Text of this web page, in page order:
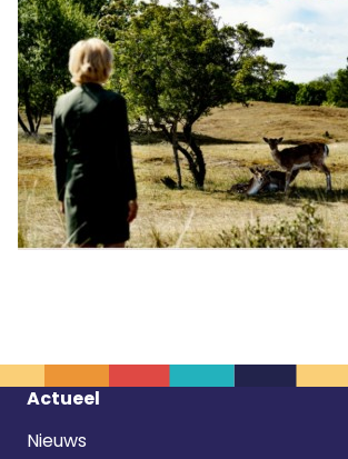
Footer
Actueel
Nieuws